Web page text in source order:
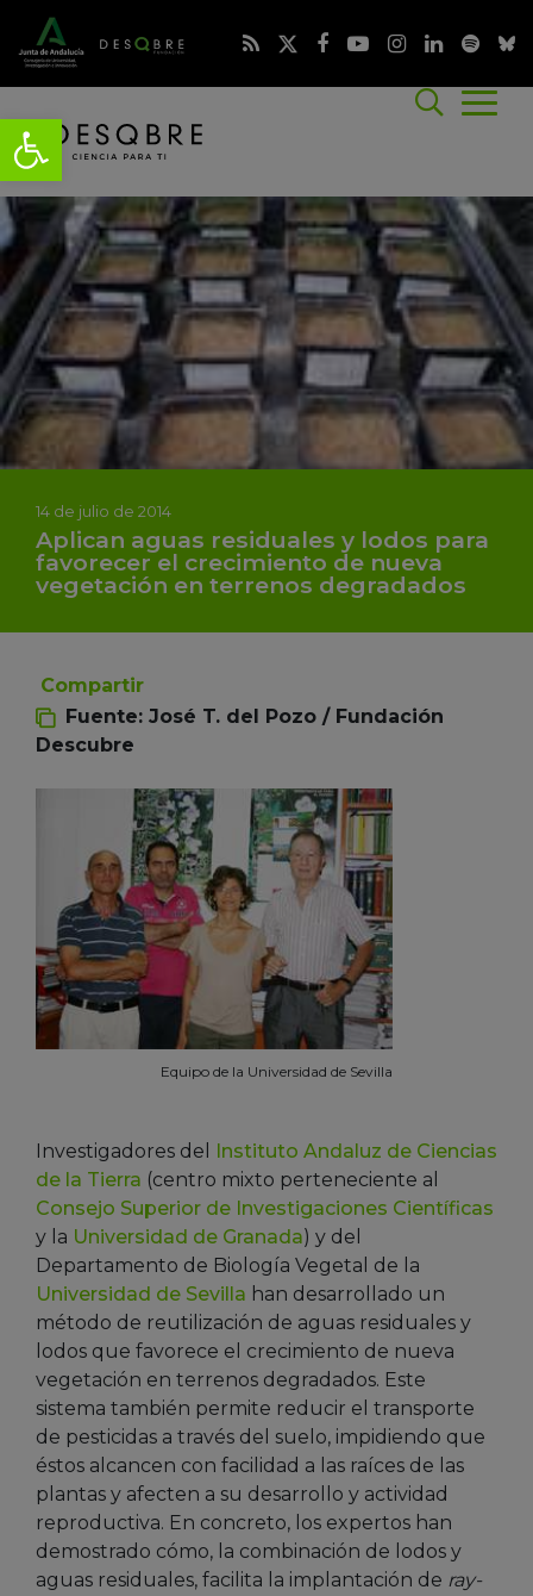
14 de julio de 2014
Aplican aguas residuales y lodos para
favorecer el crecimiento de nueva
vegetación en terrenos degradados
Compartir
Fuente: José T. del Pozo / Fundación
Descubre
Equipo de la Universidad de Sevilla
Investigadores del
Instituto Andaluz de Ciencias
de la Tierra (centro mixto perteneciente al
Consejo Superior de Investigaciones Científicas
y la Universidad de Granada) y del
Departamento de Biología Vegetal de la
Universidad de Sevilla han desarrollado un
método de reutilización de aguas residuales y
lodos que favorece el crecimiento de nueva
vegetación en terrenos degradados. Este
sistema también permite reducir el transporte
de pesticidas a través del suelo, impidiendo que
éstos alcancen con facilidad a las raíces de las
plantas y afecten a su desarrollo y actividad
reproductiva. En concreto, los expertos han
demostrado cómo, la combinación de lodos y
aguas residuales, facilita la implantación de ray-